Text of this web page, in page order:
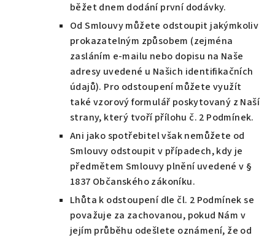
běžet dnem dodání první dodávky.
Od Smlouvy můžete odstoupit jakýmkoliv
prokazatelným způsobem (zejména
zasláním e-mailu nebo dopisu na Naše
adresy uvedené u Našich identifikačních
údajů). Pro odstoupení můžete využít
také vzorový formulář poskytovaný z Naší
strany, který tvoří přílohu č. 2 Podmínek.
Ani jako spotřebitel však nemůžete od
Smlouvy odstoupit v případech, kdy je
předmětem Smlouvy plnění uvedené v §
1837 Občanského zákoníku.
Lhůta k odstoupení dle čl. 2 Podmínek se
považuje za zachovanou, pokud Nám v
jejím průběhu odešlete oznámení, že od